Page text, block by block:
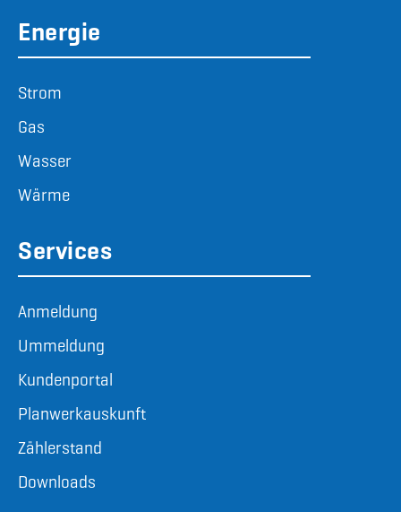
Energie
Strom
Gas
Wasser
Wärme
Services
Anmeldung
Ummeldung
Kundenportal
Planwerkauskunft
Zählerstand
Downloads